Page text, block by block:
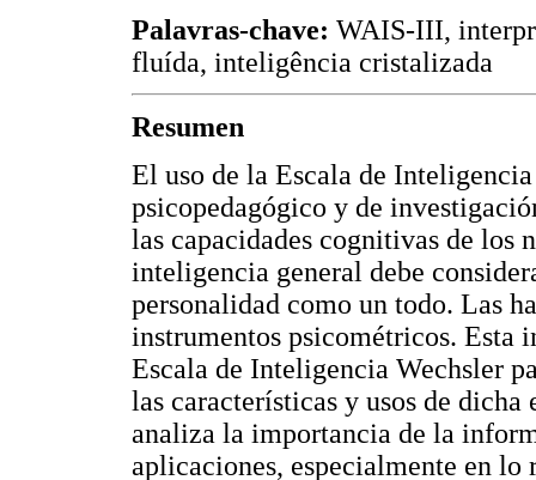
Palavras-chave: WAIS-III,
fluída, inteligência cristalizada
Resumen
El uso de la Escala de
psicopedagógico y de
las capacidades cognitivas de los
inteligencia general debe
personalidad como un todo. Las
instrumentos psicométricos. Esta
Escala de Inteligencia Wechsler
las características y usos de
analiza la importancia de la
aplicaciones, especialmente en